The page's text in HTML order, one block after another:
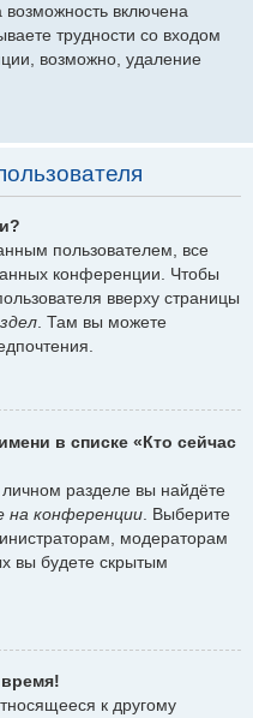
включена
трудности со входом
возможно, удаление
пользователем, все
конференции. Чтобы
вверху страницы
. Там вы можете
в списке «Кто сейчас
разделе вы найдёте
на конференции . Выберите
модераторам
вы будете скрытым
к другому